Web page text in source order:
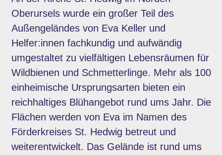
Oberursels wurde ein großer Teil des
Außengeländes von Eva Keller und
Helfer:innen fachkundig und aufwändig
umgestaltet zu vielfältigen Lebensräumen für
Wildbienen und Schmetterlinge. Mehr als 100
einheimische Ursprungsarten bieten ein
reichhaltiges Blühangebot rund ums Jahr. Die
Flächen werden von Eva im Namen des
Förderkreises St. Hedwig betreut und
weiterentwickelt. Das Gelände ist rund ums